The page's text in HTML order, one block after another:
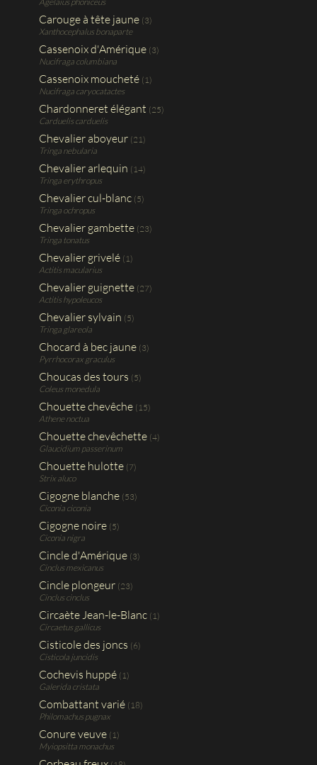
Carouge à tête jaune (3)
Xanthocephalus bonaparte
Cassenoix d'Amérique (3)
Nucifraga columbiana
Cassenoix moucheté (1)
Nucifraga caryocatactes
Chardonneret élégant (25)
Carduelis carduelis
Chevalier aboyeur (21)
Tringa nebularia
Chevalier arlequin (14)
Tringa erythropus
Chevalier cul-blanc (5)
Tringa ochropus
Chevalier gambette (23)
Tringa tonatus
Chevalier grivelé (1)
Actitis macularius
Chevalier guignette (27)
Actitis hypoleucos
Chevalier sylvain (5)
Tringa glareola
Chocard à bec jaune (3)
Pyrrhocorax graculus
Choucas des tours (5)
Coleus monedula
Chouette chevêche (15)
Athene noctua
Chouette chevêchette (4)
Glaucidium passerinum
Chouette hulotte (7)
Strix aluco
Cigogne blanche (53)
Ciconia ciconia
Cigogne noire (5)
Ciconia nigra
Cincle d'Amérique (3)
Cinclus mexicanus
Cincle plongeur (23)
Cinclus cinclus
Circaète Jean-le-Blanc (1)
Circaetus gallicus
Cisticole des joncs (6)
Cisticola juncidis
Cochevis huppé (1)
Galerida cristata
Combattant varié (18)
Philomachus pugnax
Conure veuve (1)
Myiopsitta monachus